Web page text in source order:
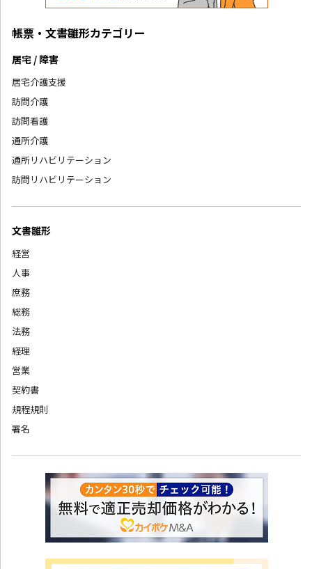
帳票・文書雛形カテゴリー
居宅 / 障害
居宅介護支援
訪問介護
訪問看護
通所介護
通所リハビリテーション
訪問リハビリテーション
文書雛形
経営
人事
庶務
総務
法務
経理
営業
契約書
規程規則
署名